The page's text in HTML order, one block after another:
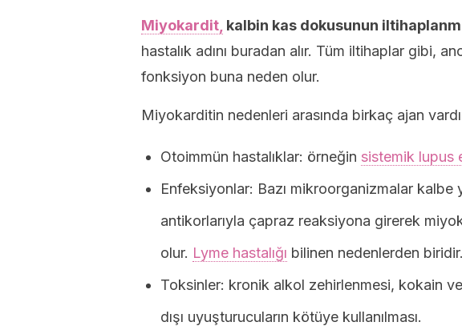
Miyokardit, kalbin kas dokusunun
hastalık adını buradan alır. Tüm iltihaplar gibi,
fonksiyon buna neden olur.
Miyokarditin nedenleri arasında birkaç ajan
Otoimmün hastalıklar: örneğin sistemik lupus
Enfeksiyonlar: Bazı mikroorganizmalar kalbe
antikorlarıyla çapraz reaksiyona girerek
olur. Lyme hastalığı bilinen nedenlerden biridir.
Toksinler: kronik alkol zehirlenmesi, kokain ve
dışı uyuşturucuların kötüye kullanılması.